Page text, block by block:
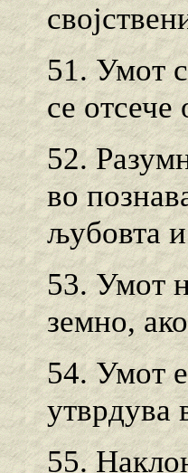
51. Умот
се отсече
52.
во
љубовта
53. Умот
земно,
54. Умот
утврдува
55.